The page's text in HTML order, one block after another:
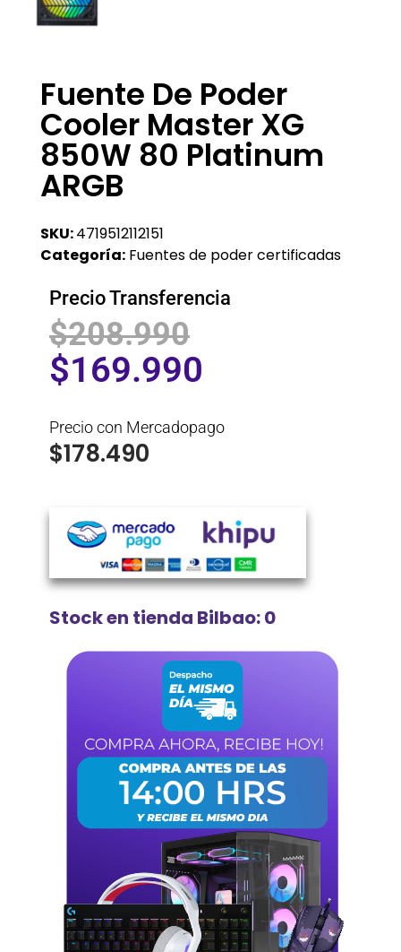
Fuente De Poder
Cooler Master XG
850W 80 Platinum
ARGB
SKU:4719512112151
Categoría: Fuentes de poder certificadas
Precio Transferencia
$208.990
$169.990
Precio con Mercadopago
$178.490
Stock en tienda Bilbao: 0